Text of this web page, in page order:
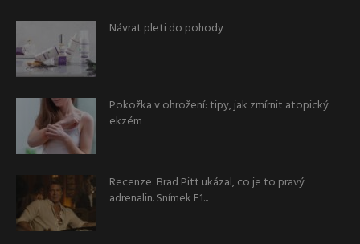
Návrat pleti do pohody
Pokožka v ohrožení: tipy, jak zmírnit atopický
ekzém
Recenze: Brad Pitt ukázal, co je to pravý
adrenalin. Snímek F1...